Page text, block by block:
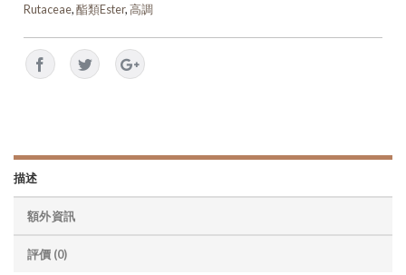
Rutaceae,酯類Ester,高調
描述
額外資訊
評價 (0)